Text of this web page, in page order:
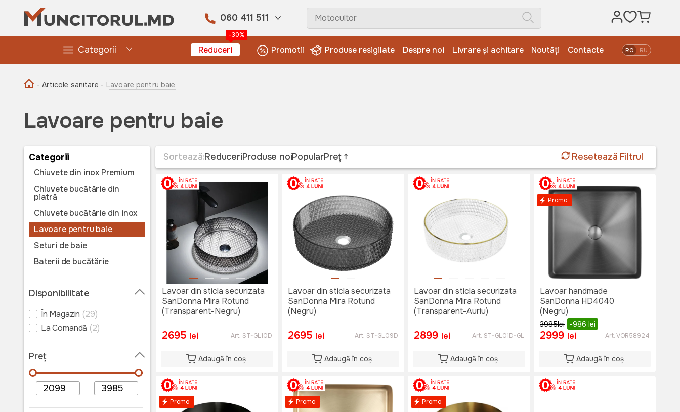
060 411 511
Categorii
-30%
Reduceri Promotii Produse resigilate Despre noi Livrare și achitare Noutăți Contacte RO RU
- Articole sanitare - Lavoare pentru baie
Lavoare pentru baie
Categorii
Chiuvete din inox Premium
Chiuvete bucătărie din
piatră
Chiuvete bucătărie din inox
Lavoare pentru baie
Seturi de baie
Baterii de bucătărie
Robinete electrice
Set chiuveta de bucătărie +
baterie
Ventilator baie
Accesorii chiuvete de
bucătărie
Disponibilitate
În Magazin (29)
La Comandă (2)
Preț
Sortează:ReduceriProduse noiPopularPreț Resetează Filtrul
Lavoar din sticla securizata
SanDonna Mira Rotund
(Transparent-Negru)
2695 lei Art: ST-GL10D
Adaugă în coș
Lavoar din sticla securizata
SanDonna Mira Rotund
(Negru)
2695 lei Art: ST-GL09D
Adaugă în coș
Lavoar din sticla securizata
SanDonna Mira Rotund
(Transparent-Auriu)
2899 lei Art: ST-GL01D-GL
Adaugă în coș
Promo
Lavoar handmade
SanDonna HD4040
(Negru)
3985lei -986 lei
2999 lei Art:VOR58924
Adaugă în coș
Promo Promo Promo